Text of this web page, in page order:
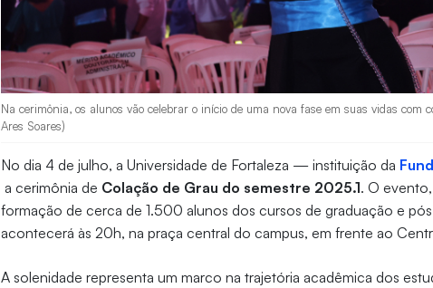
Na cerimônia, os alunos vão celebrar o início de uma nova fase em suas vidas com
Ares Soares)
No dia 4 de julho, a Universidade de Fortaleza — instituição da
a cerimônia de Colação de Grau do semestre 2025.1. O
formação de cerca de 1.500 alunos dos cursos de graduação e
acontecerá às 20h, na praça central do campus, em frente ao
A solenidade representa um marco na trajetória acadêmica dos